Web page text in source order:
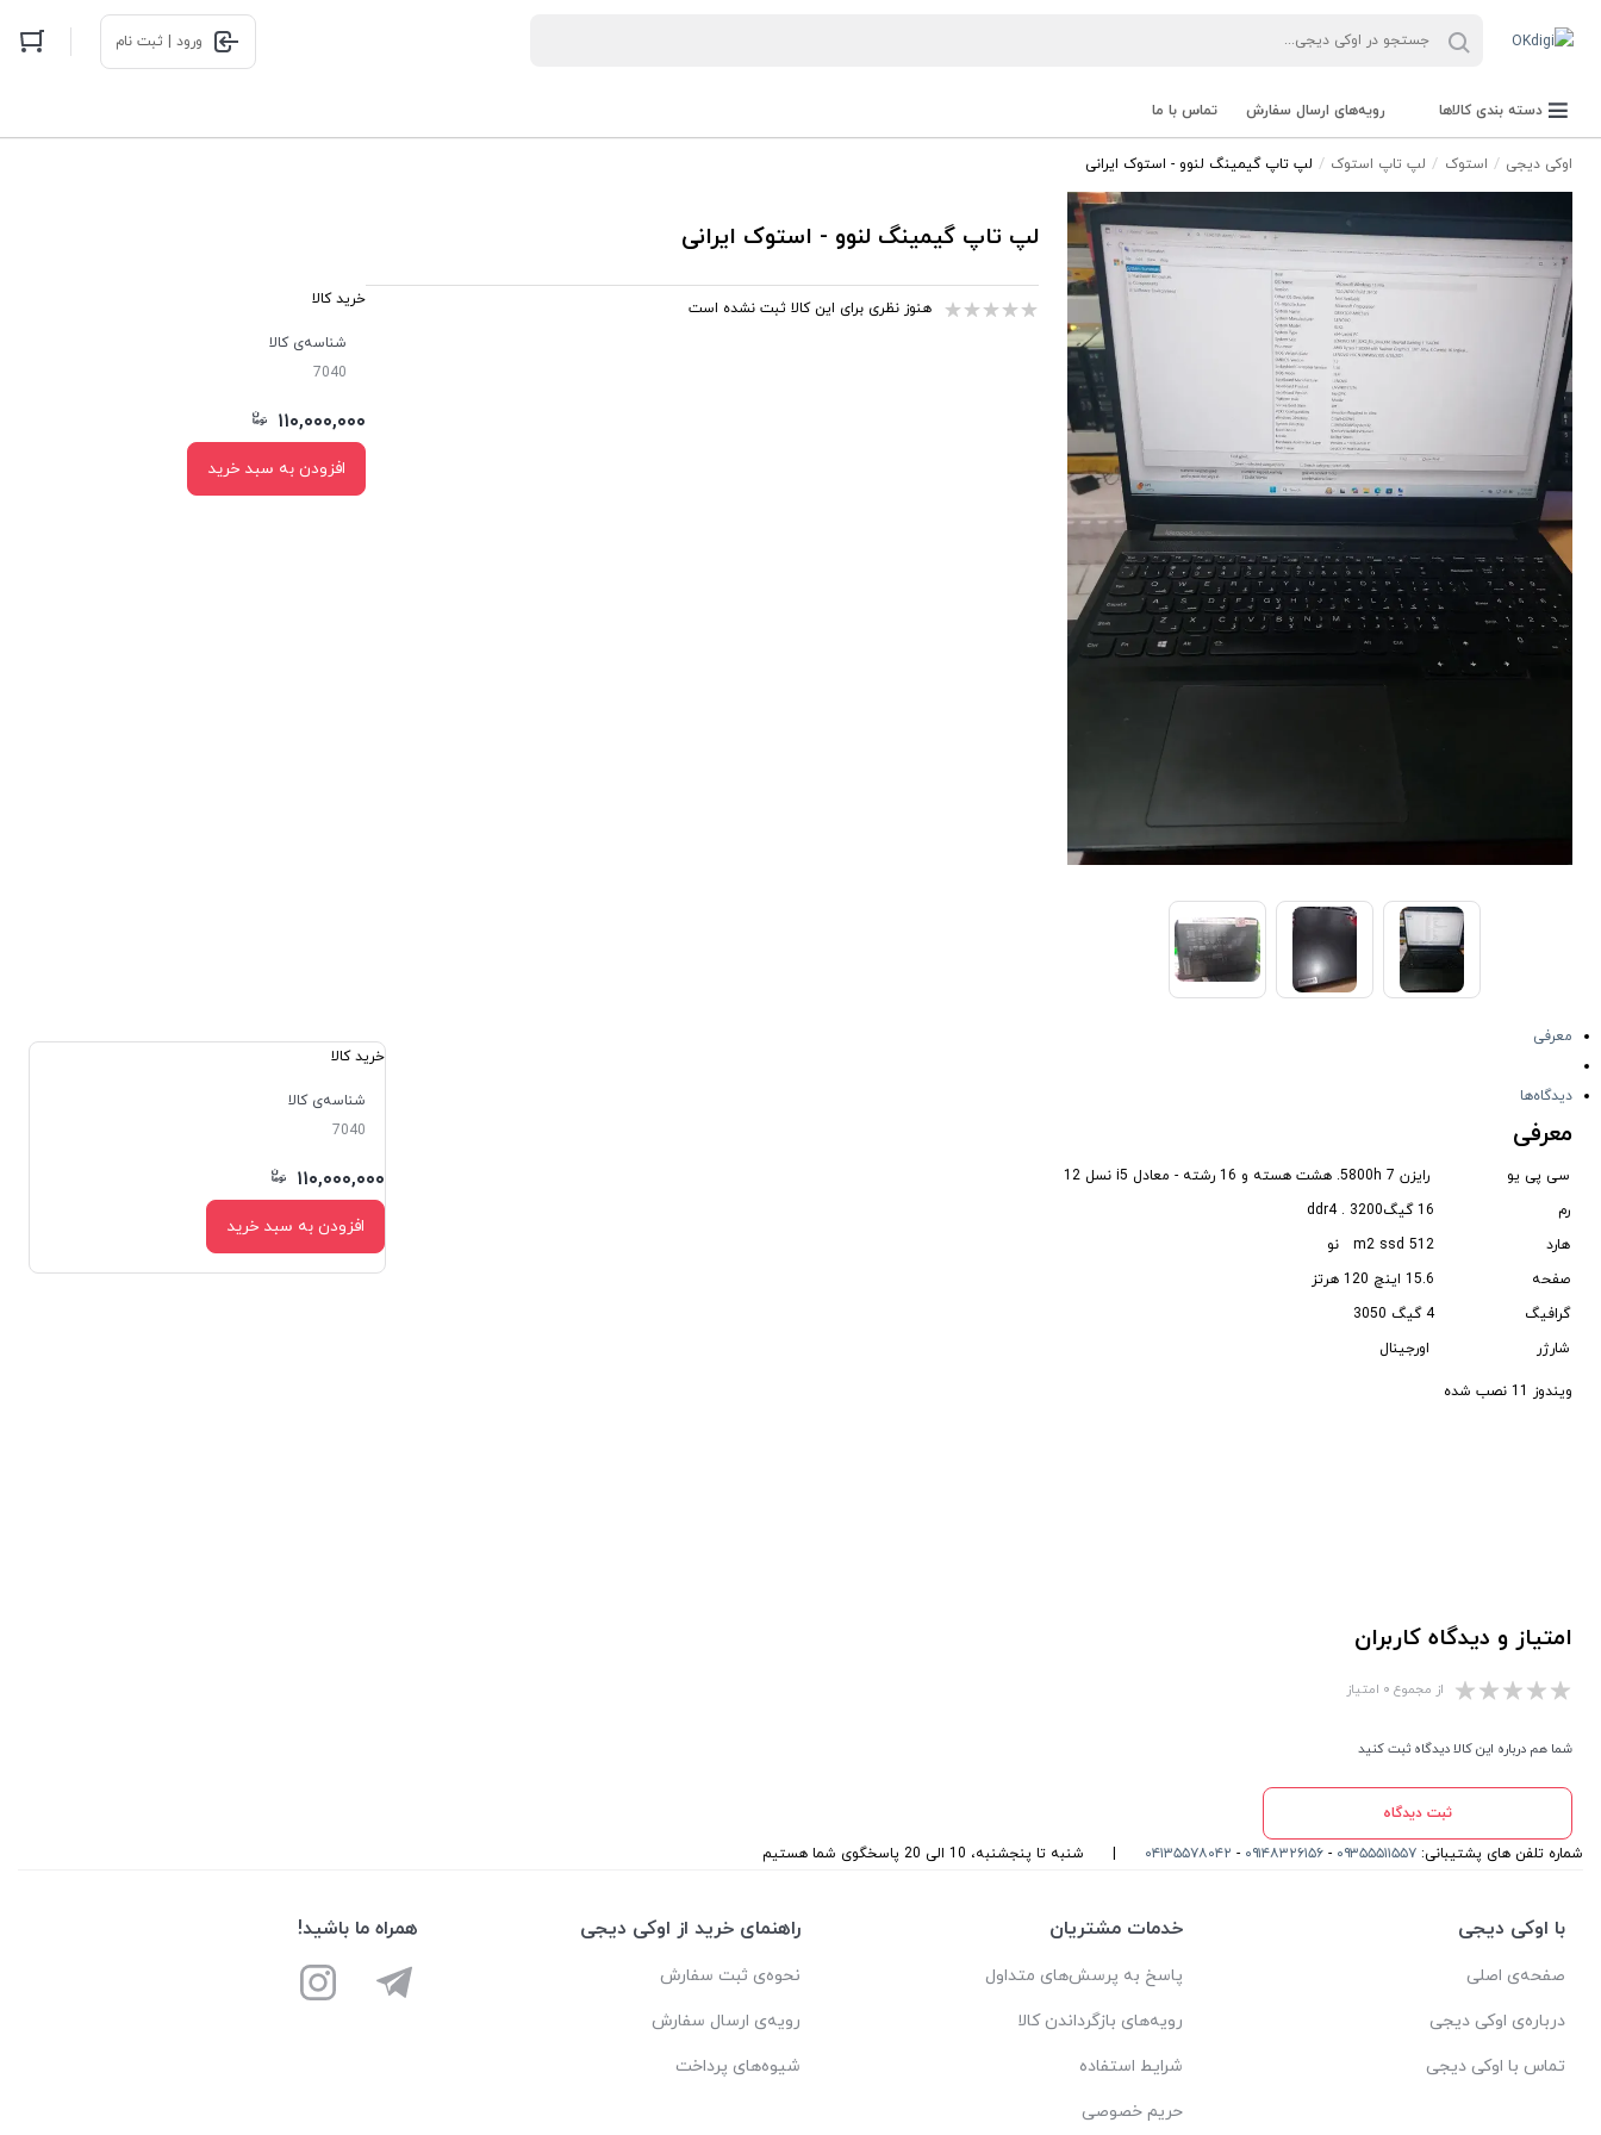
ورود | ثبت نام
دسته بندی کالاها رویه‌های ارسال سفارش تماس با ما
اوکی دیجی استوک لپ تاپ استوک لپ تاپ گیمینگ لنوو - استوک ایرانی
لپ تاپ گیمینگ لنوو - استوک ایرانی
هنوز نظری برای این کالا ثبت نشده است
خرید کالا
شناسه‌ی کالا
7040
۱۱۰,۰۰۰,۰۰۰
افزودن به سبد خرید
معرفی
دیدگاه‌ها
معرفی
سی پی یو
رایزن 7 5800h. هشت هسته و 16 رشته - معادل i5 نسل 12
رم
16 گیگddr4 . 3200
هارد
512 m2 ssd نو
صفحه
15.6 اینچ 120 هرتز
گرافیگ
4 گیگ 3050
شارژر
اورجینال
ویندوز 11 نصب شده
امتیاز و دیدگاه کاربران
از مجموع ۰ امتیاز
شما هم درباره این کالا دیدگاه ثبت کنید
ثبت دیدگاه
خرید کالا
شناسه‌ی کالا
7040
۱۱۰,۰۰۰,۰۰۰
افزودن به سبد خرید
شماره تلفن های پشتیبانی: ۰۹۳۵۵۵۱۱۵۵۷ - ۰۹۱۴۸۳۲۶۱۵۶ - ۰۴۱۳۵۵۷۸۰۴۲ شنبه تا پنجشنبه، 10 الی 20 پاسخگوی شما هستیم
با اوکی دیجی
صفحه‌ی اصلی
درباره‌ی اوکی دیجی
تماس با اوکی دیجی
خدمات مشتریان
پاسخ به پرسش‌های متداول
رویه‌های بازگرداندن کالا
شرایط استفاده
حریم خصوصی
راهنمای خرید از اوکی دیجی
نحوه‌ی ثبت سفارش
رویه‌ی ارسال سفارش
شیوه‌های پرداخت
همراه ما باشید!